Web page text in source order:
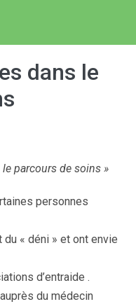
dans le
parcours de soins »
personnes
« déni » et ont envie
d’entraide .
du médecin